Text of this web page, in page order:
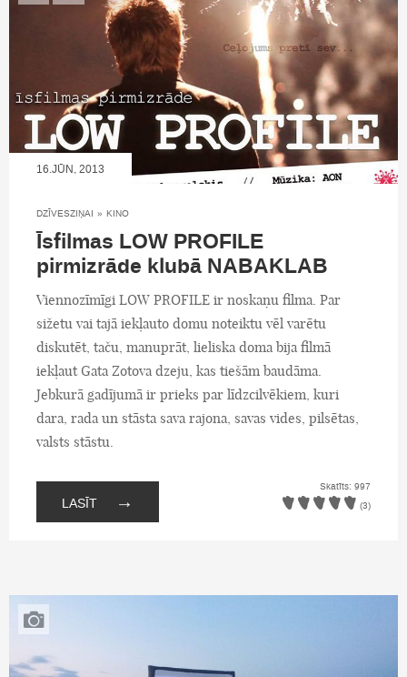
16.JŪN, 2013
DZĪVESZIŅAI » KINO
Īsfilmas LOW PROFILE
pirmizrāde klubā NABAKLAB
Viennozīmīgi LOW PROFILE ir noskaņu filma. Par
sižetu vai tajā iekļauto domu noteiktu vēl varētu
diskutēt, taču, manuprāt, lieliska doma bija filmā
iekļaut Gata Zotova dzeju, kas tiešām baudāma.
Jebkurā gadījumā ir prieks par līdzcilvēkiem, kuri
dara, rada un stāsta sava rajona, savas vides, pilsētas,
valsts stāstu.
LASĪT →
Skatīts: 997
(3)